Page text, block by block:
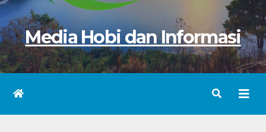
Media Hobi dan Informasi